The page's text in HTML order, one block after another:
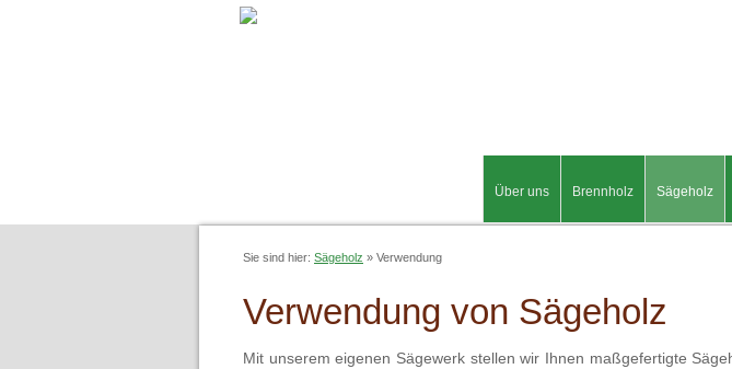
Über uns Brennholz Sägeholz
Sie sind hier: Sägeholz » Verwendung
Verwendung von Sägeholz
Mit unserem eigenen Sägewerk stellen wir Ihnen maßgefertigte